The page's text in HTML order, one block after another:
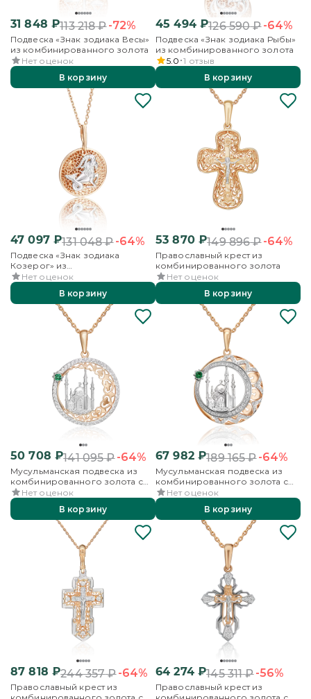
31 848 ₽113 218₽-72%
Подвеска «Знак зодиака Весы»
из комбинированного золота
Нет оценок
В корзину
45 494₽126 590₽-64%
Подвеска «Знак зодиака Рыбы»
из комбинированного золота
5.0 1 отзыв
В корзину
47 097₽131 048₽-64%
Подвеска «Знак зодиака
Козерог» из
комбинированного золота
Нет оценок
В корзину
53 870₽149 896₽-64%
Православный крест из
комбинированного золота
Нет оценок
В корзину
50 708 ₽141 095₽-64%
Мусульманская подвеска из
комбинированного золота с
фианитами
Нет оценок
В корзину
67 982₽189 165₽-64%
Мусульманская подвеска из
комбинированного золота с
фианитами
Нет оценок
В корзину
87 818 ₽244 357₽-64%
Православный крест из
64 274₽145 311₽-56%
Православный крест из